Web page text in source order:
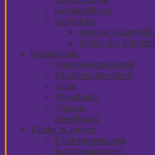
Gemeindehaus
Geschichte
Juden in
Archiv der
Gottesdienst
Sonntagsgottesdienst
Familiengottesdienst
Taufe
Abendmahl
Trauung
Beerdigung
Kinder & Jugend
Kindergottesdienst
Konfirmandenzeit